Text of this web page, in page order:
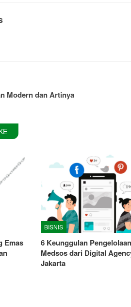
Modern dan Artinya
Emas
BISNIS
6 Keunggulan Pengelolaan
Medsos dari Digital
Jakarta